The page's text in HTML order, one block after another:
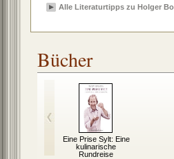
Alle Literaturtipps zu Holger
Bücher
Eine Prise Sylt: Eine
kulinarische
Rundreise